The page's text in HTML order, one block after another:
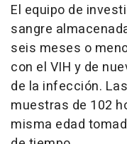
El equipo de
sangre
seis meses o
con el VIH y de
de la infección.
muestras de 102
misma edad